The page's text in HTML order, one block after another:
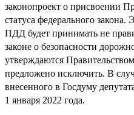
законопроект о присвоении
статуса федерального закона.
ПДД будет принимать не
законе о безопасности
утверждаются
предложено исключить. В
внесенного в Госдуму
1 января 2022 года.